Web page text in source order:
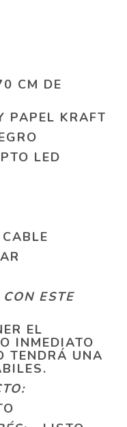
CM DE
PAPEL KRAFT
LED
ESTE
EL
INMEDIATO
TENDRÁ UNA